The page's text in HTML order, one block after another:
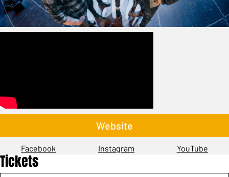
Website
Facebook Instagram YouTube
Tickets